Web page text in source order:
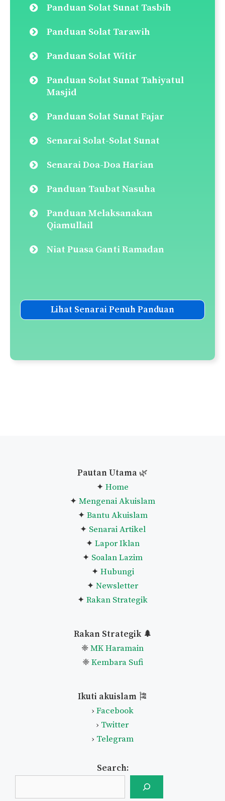
Panduan Solat Sunat Tasbih
Panduan Solat Tarawih
Panduan Solat Witir
Panduan Solat Sunat Tahiyatul
Masjid
Panduan Solat Sunat Fajar
Senarai Solat-Solat Sunat
Senarai Doa-Doa Harian
Panduan Taubat Nasuha
Panduan Melaksanakan
Qiamullail
Niat Puasa Ganti Ramadan
Lihat Senarai Penuh Panduan
Pautan Utama 🌿
✦ Home
✦ Mengenai Akuislam
✦ Bantu Akuislam
✦ Senarai Artikel
✦ Lapor Iklan
✦ Soalan Lazim
✦ Hubungi
✦ Newsletter
✦ Rakan Strategik
Rakan Strategik 🌲
❈MK Haramain
❈Kembara Sufi
Ikuti akuislam 🎏
› Facebook
› Twitter
› Telegram
Search: